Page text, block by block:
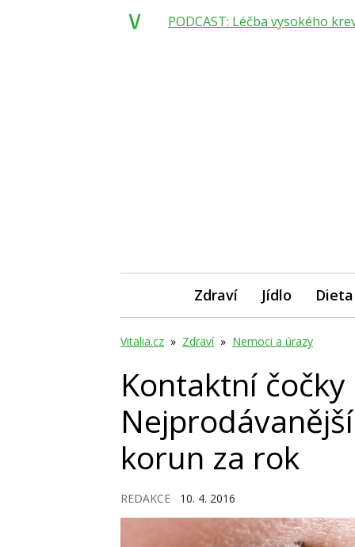
Zdraví Jídlo Dieta
Vitalia.cz » Zdraví » Nemoci a úrazy
Kontaktní čočky
korun za rok
REDAKCE 10. 4. 2016
PODCAST: Léčba vysokého